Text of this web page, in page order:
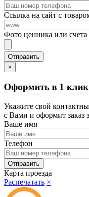
Ссылка на сайт с
Фото ценника или счета
×
Оформить в 1 клик
Укажите свой
с Вами и оформит заказ
Ваше имя
Телефон
Карта проезда
Распечатать ×